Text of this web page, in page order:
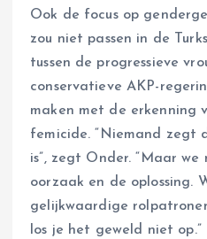
Ook de focus op
zou niet passen in de
tussen de progressieve
conservatieve AKP-
maken met de erkenning
femicide. “Niemand zegt
is”, zegt Onder. “Maar
oorzaak en de oplossing.
gelijkwaardige
los je het geweld niet